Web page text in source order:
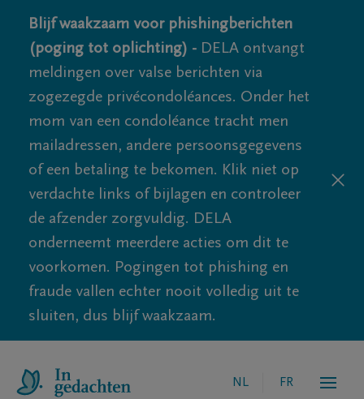
Blijf waakzaam voor phishingberichten
(poging tot oplichting) - DELA ontvangt
meldingen over valse berichten via
zogezegde privécondoléances. Onder het
mom van een condoléance tracht men
mailadressen, andere persoonsgegevens
of een betaling te bekomen. Klik niet op
verdachte links of bijlagen en controleer
de afzender zorgvuldig. DELA
onderneemt meerdere acties om dit te
voorkomen. Pogingen tot phishing en
fraude vallen echter nooit volledig uit te
sluiten, dus blijf waakzaam.
NL FR